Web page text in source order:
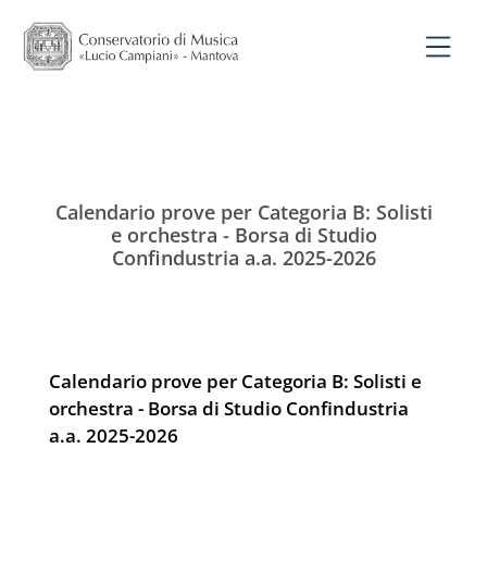
Calendario prove per Categoria B: Solisti
e orchestra - Borsa di Studio
Confindustria a.a. 2025-2026
Calendario prove per Categoria B: Solisti e
orchestra - Borsa di Studio Confindustria
a.a. 2025-2026